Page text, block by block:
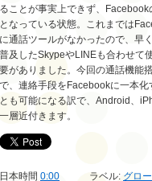
ることが事実上できず、Facebook
となっている状態。これまでは
に通話ツールがなかったので、早
普及したSkypeやLINEも合わせて
要がありました。今回の通話機能
で、連絡手段をFacebookに一本化
とも可能になる訳で、Android、
一層近付きます。
日本時間 0:00 ラベル: グロ